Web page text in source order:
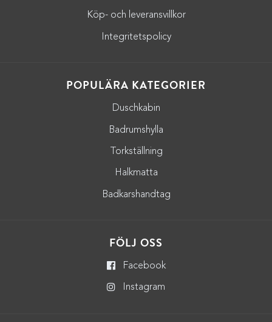
Köp- och leveransvillkor
Integritetspolicy
POPULÄRA KATEGORIER
Duschkabin
Badrumshylla
Torkställning
Halkmatta
Badkarshandtag
FÖLJ OSS
Facebook
Instagram